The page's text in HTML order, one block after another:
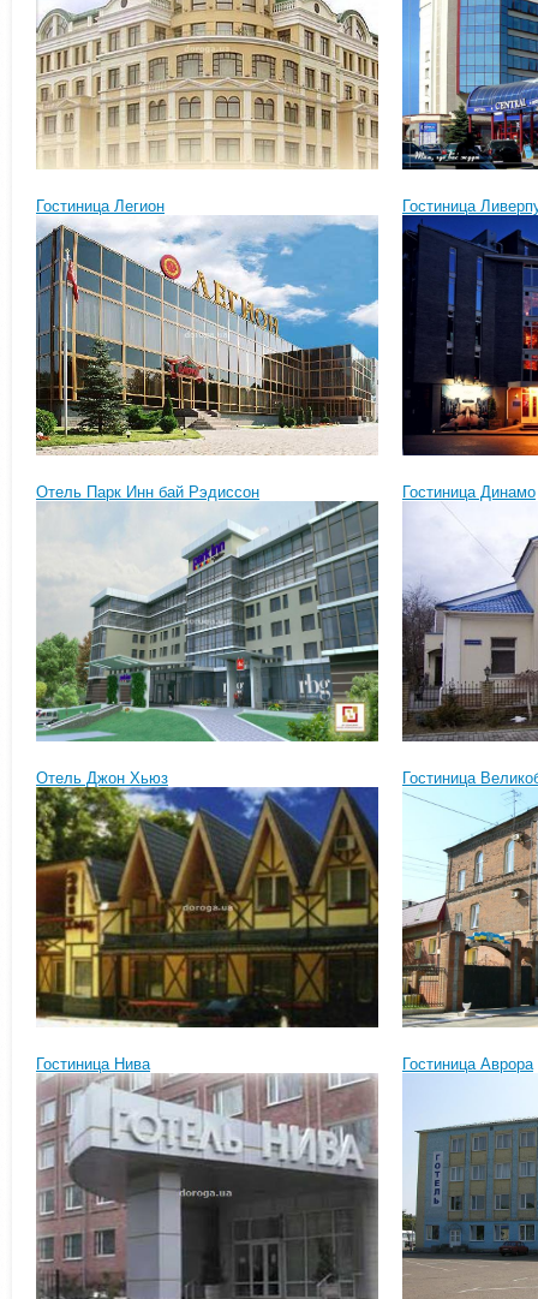
Гостиница Легион Гостиница
Отель Парк Инн бай Рэдиссон Гостиница Динамо
Отель Джон Хьюз Гостиница
Гостиница Нива Гостиница Аврора